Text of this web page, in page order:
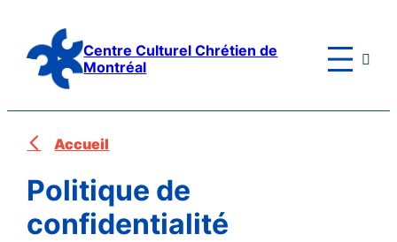
contenu
Centre Culturel Chrétien de
Montréal

Accueil
Politique de
confidentialité